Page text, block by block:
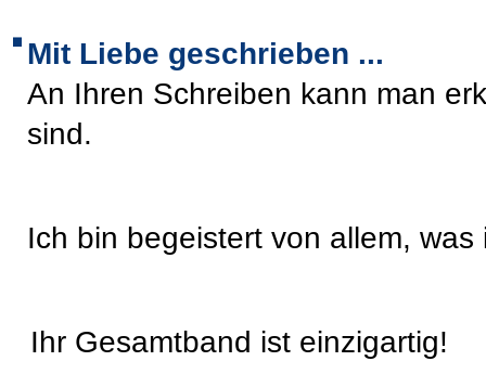
Mit Liebe geschrieben ...
An Ihren Schreiben kann man
sind.
Ich bin begeistert von allem,
Ihr Gesamtband ist einzigartig!